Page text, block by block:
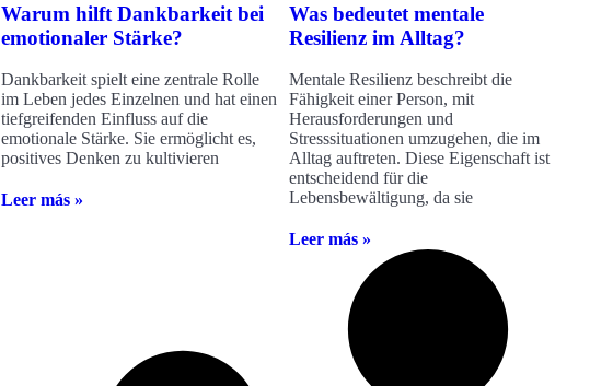
Warum hilft Dankbarkeit bei
emotionaler Stärke?
Dankbarkeit spielt eine zentrale Rolle
im Leben jedes Einzelnen und hat einen
tiefgreifenden Einfluss auf die
emotionale Stärke. Sie ermöglicht es,
positives Denken zu kultivieren
Leer más »
Was bedeutet mentale
Resilienz im Alltag?
Mentale Resilienz beschreibt die
Fähigkeit einer Person, mit
Herausforderungen und
Stresssituationen umzugehen, die im
Alltag auftreten. Diese Eigenschaft ist
entscheidend für die
Lebensbewältigung, da sie
Leer más »